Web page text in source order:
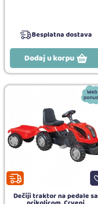
Besplatna dostava
Dodaj u korpu
Dečiji traktor na pedale sa